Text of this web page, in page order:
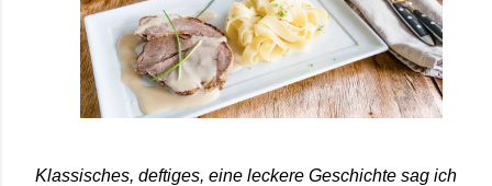
Klassisches, deftiges, eine leckere Geschichte sag ich